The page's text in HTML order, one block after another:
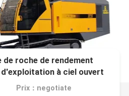
roche de rendement
à ciel ouvert
Prix：negotiate